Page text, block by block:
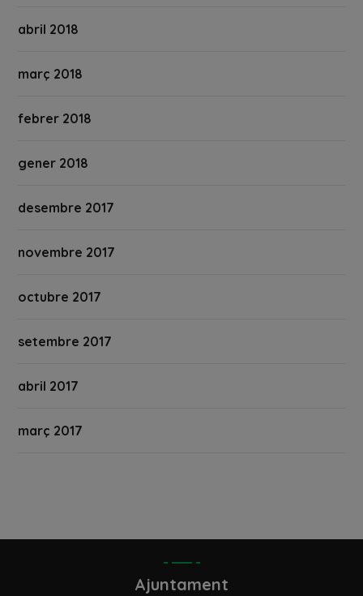
abril 2018
març 2018
febrer 2018
gener 2018
desembre 2017
novembre 2017
octubre 2017
setembre 2017
abril 2017
març 2017
Ajuntament